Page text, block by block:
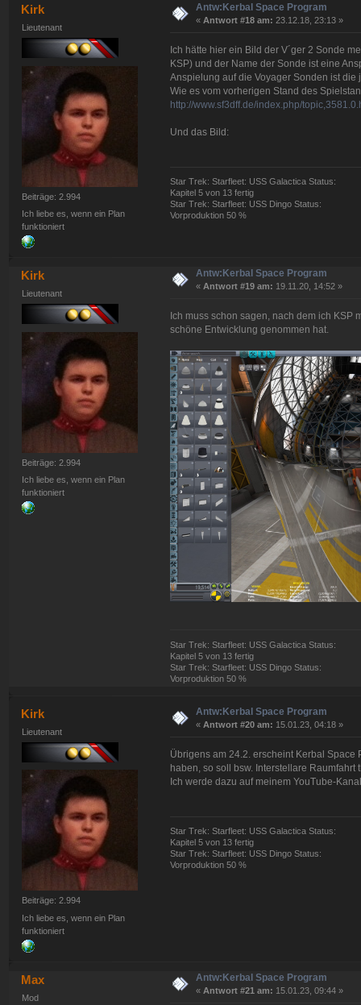
Kirk
Lieutenant
Beiträge: 2.994
Ich liebe es, wenn ein Plan
funktioniert
Antw:Kerbal Space Program
« Antwort #18 am: 23.12.18, 23:13 »
Ich hätte hier ein Bild der V´ger 2 Sonde
KSP) und der Name der Sonde ist eine
Anspielung auf die Voyager Sonden ist
Wie es vom vorherigen Stand des
http://www.sf3dff.de/index.php/
Und das Bild:
Star Trek: Starfleet: USS Galactica Status:
Kapitel 5 von 13 fertig
Star Trek: Starfleet: USS Dingo Status:
Vorproduktion 50 %
Kirk
Lieutenant
Beiträge: 2.994
Ich liebe es, wenn ein Plan
funktioniert
Antw:Kerbal Space Program
« Antwort #19 am: 19.11.20, 14:52 »
Ich muss schon sagen, nach dem ich
schöne Entwicklung genommen hat.
Star Trek: Starfleet: USS Galactica Status:
Kapitel 5 von 13 fertig
Star Trek: Starfleet: USS Dingo Status:
Vorproduktion 50 %
Kirk
Lieutenant
Beiträge: 2.994
Ich liebe es, wenn ein Plan
funktioniert
Antw:Kerbal Space Program
« Antwort #20 am: 15.01.23, 04:18 »
Übrigens am 24.2. erscheint Kerbal Space
haben, so soll bsw. Interstellare
Ich werde dazu auf meinem YouTube-
Star Trek: Starfleet: USS Galactica Status:
Kapitel 5 von 13 fertig
Star Trek: Starfleet: USS Dingo Status:
Vorproduktion 50 %
Max
Mod
Antw:Kerbal Space Program
« Antwort #21 am: 15.01.23, 09:44 »